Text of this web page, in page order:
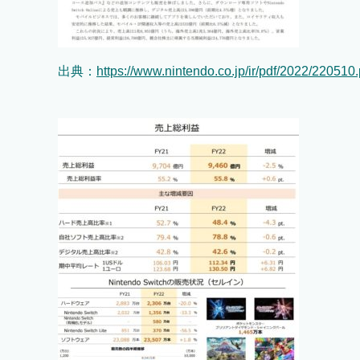
出典： https://www.nintendo.co.jp/ir/pdf/2022/